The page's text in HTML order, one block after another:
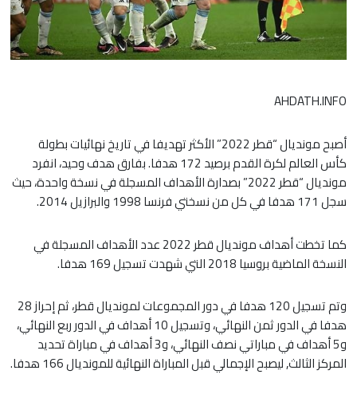
AHDATH.INFO
أصبح مونديال “قطر 2022” الأكثر تهديفا في تاريخ نهائيات بطولة
كأس العالم لكرة القدم برصيد 172 هدفا. بفارق هدف وحيد، انفرد
مونديال “قطر 2022” بصدارة الأهداف المسجلة في نسخة واحدة، حيث
سجل 171 هدفا في كل من نسختي فرنسا 1998 والبرازيل 2014.
كما تخطت أهداف مونديال قطر 2022 عدد الأهداف المسجلة في
النسخة الماضية بروسيا 2018 التي شهدت تسجيل 169 هدفا.
وتم تسجيل 120 هدفا في دور المجموعات لمونديال قطر، ثم إحراز 28
هدفا في الدور ثمن النهائي، وتسجيل 10 أهداف في الدور ربع النهائي،
و5 أهداف في مباراتي نصف النهائي، و3 أهداف في مباراة تحديد
المركز الثالث, ليصبح الإجمالي قبل المباراة النهائية للمونديال 166 هدفا.